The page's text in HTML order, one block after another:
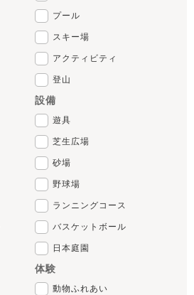
プール
スキー場
アクティビティ
登山
設備
遊具
芝生広場
砂場
野球場
ランニングコース
バスケットボール
日本庭園
体験
動物ふれあい